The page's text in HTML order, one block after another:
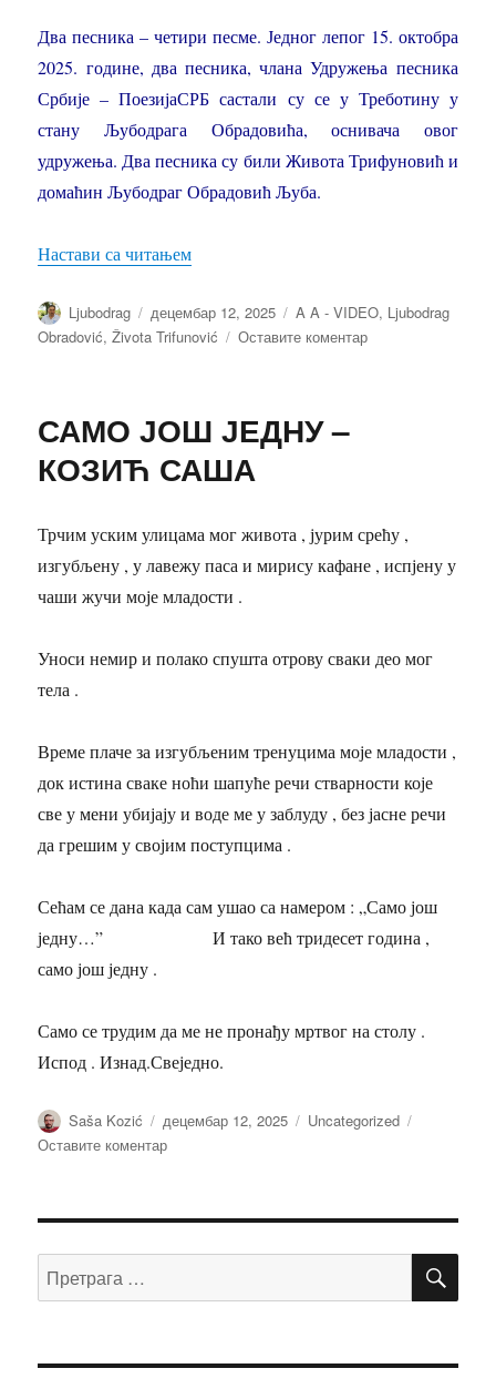
Два песника – четири песме. Једног лепог 15. октобра
2025. године, два песника, члана Удружења песника
Србије – ПоезијаСРБ састали су се у Треботину у
стану Љубодрага Обрадовића, оснивача овог
удружења. Два песника су били Живота Трифуновић и
домаћин Љубодраг Обрадовић Љуба.
Настави са читањем“ДВА ПЕСНИКА – ЧЕТИРИ ПЕСМЕ –
Аутор
Ljubodrag Објављено
децембар 12, 2025 Категорије
A A - VIDEO, Ljubodrag
Obradović,Života Trifunović Оставите коментарна
и
Љубодраг
САМО ЈОШ ЈЕДНУ –
КОЗИЋ САША
Трчим уским улицама мог живота , јурим срећу ,
изгубљену , у лавежу паса и мирису кафане , испјену у
чаши жучи моје младости .
Уноси немир и полако спушта отрову сваки део мог
тела .
Време плаче за изгубљеним тренуцима моје младости ,
док истина сваке ноћи шапуће речи стварности које
све у мени убијају и воде ме у заблуду , без јасне речи
да грешим у својим поступцима .
Сећам се дана када сам ушао са намером : „Само још
једну…” И тако већ тридесет година ,
само још једну .
Само се трудим да ме не пронађу мртвог на столу .
Испод . Изнад.Свеједно.
Аутор
Saša Kozić Објављено
децембар 12, 2025 Категорије
Uncategorized
Оставите коментарна
ЈЕДНУ
КОЗИЋ
Претрага
за: